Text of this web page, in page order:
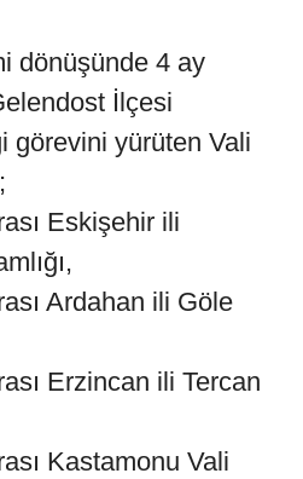
dönüşünde 4 ay
İlçesi
görevini yürüten Vali
Eskişehir ili
Ardahan ili Göle
Erzincan ili Tercan
Kastamonu Vali